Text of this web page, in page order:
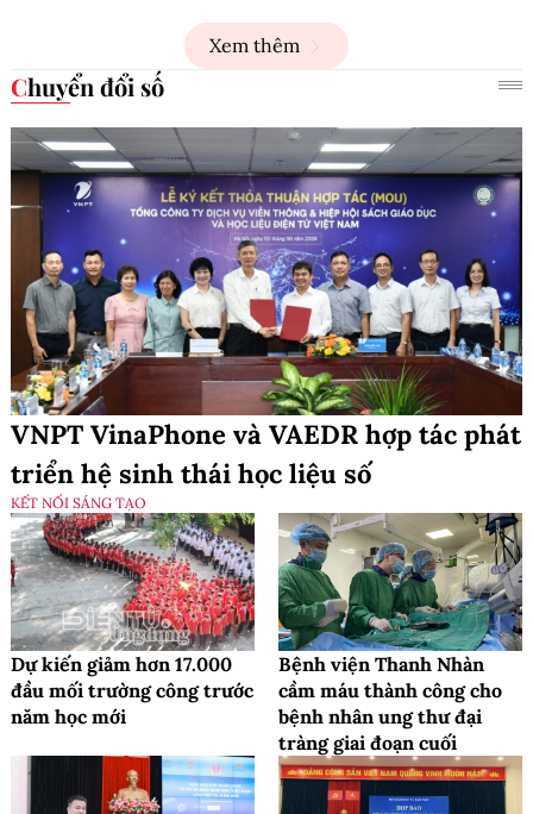
Xem thêm
Chuyển đổi số
VNPT VinaPhone và VAEDR hợp tác phát
triển hệ sinh thái học liệu số
KẾT NỐI SÁNG TẠO
Dự kiến giảm hơn 17.000
đầu mối trường công trước
năm học mới
Bệnh viện Thanh Nhàn
cầm máu thành công cho
bệnh nhân ung thư đại
tràng giai đoạn cuối